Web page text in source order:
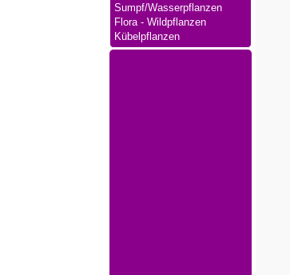
Sumpf/Wasserpflanzen
Flora - Wildpflanzen
Kübelpflanzen